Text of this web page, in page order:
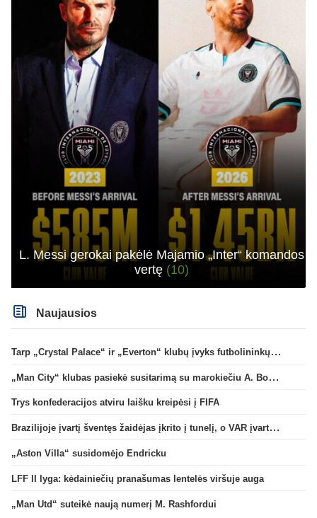
L. Messi gerokai pakėlė Majamio „Inter“ komandos
vertę (10)
Naujausios
Tarp „Crystal Palace“ ir „Everton“ klubų įvyks futbolininkų mainai
„Man City“ klubas pasiekė susitarimą su marokiečiu A. Bouaddi
Trys konfederacijos atviru laišku kreipėsi į FIFA
Brazilijoje įvartį šventęs žaidėjas įkrito į tunelį, o VAR įvartį atšaukė
„Aston Villa“ susidomėjo Endricku
LFF II lyga: kėdainiečių pranašumas lentelės viršuje auga
„Man Utd“ suteikė naują numerį M. Rashfordui